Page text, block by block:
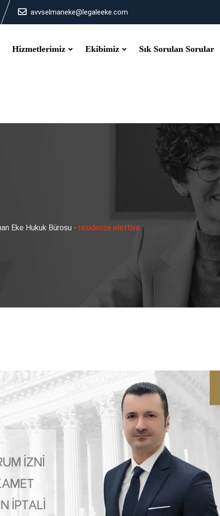
avvselmaneke@legaleeke.com
Hizmetlerimiz Ekibimiz Sık Sorulan Sorular
Eke Hukuk Bürosu - residenza elettiva